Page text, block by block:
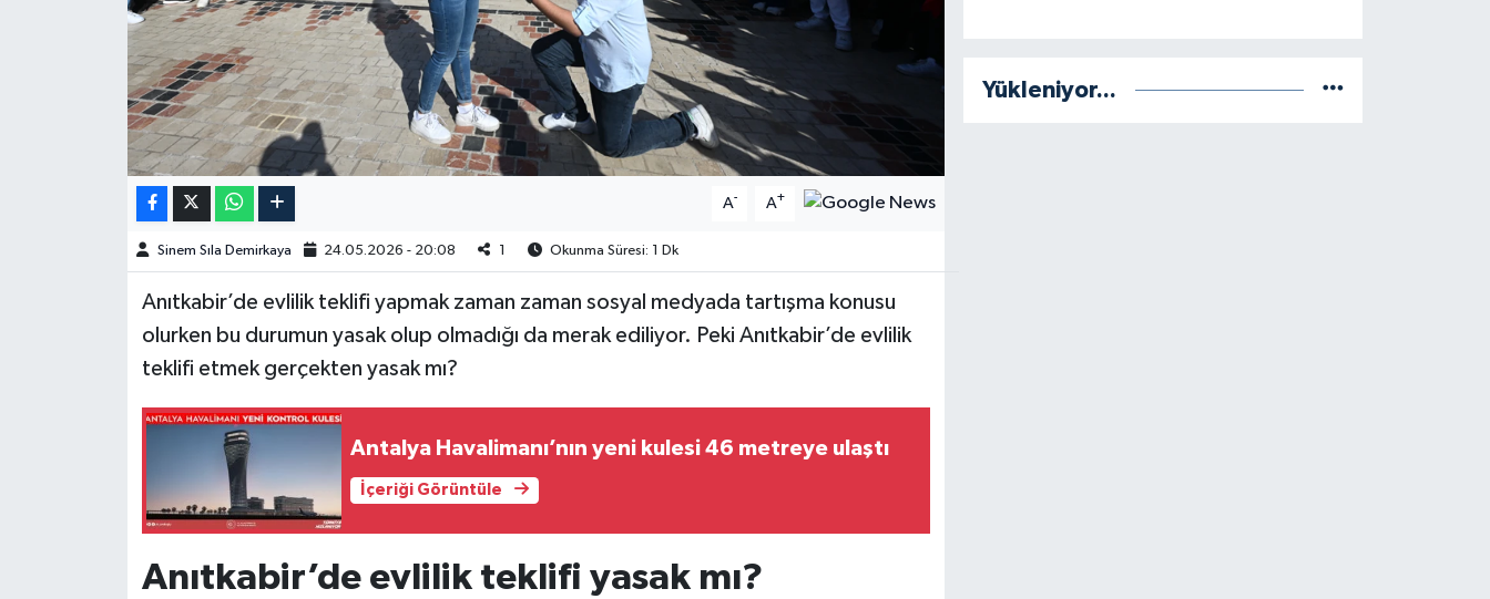
A- A+
Sinem Sıla Demirkaya 24.05.2026 - 20:08 Okunma Süresi: 1 Dk
Anıtkabir’de evlilik teklifi yapmak zaman zaman sosyal medyada tartışma konusu
olurken bu durumun yasak olup olmadığı da merak ediliyor. Peki Anıtkabir’de evlilik
teklifi etmek gerçekten yasak mı?
Antalya Havalimanı’nın yeni kulesi 46 metreye ulaştı
İçeriği Görüntüle
Anıtkabir’de evlilik teklifi yasak mı?
Yükleniyor...
Hava Durumu
Televizyon
Yaşam-Çevre